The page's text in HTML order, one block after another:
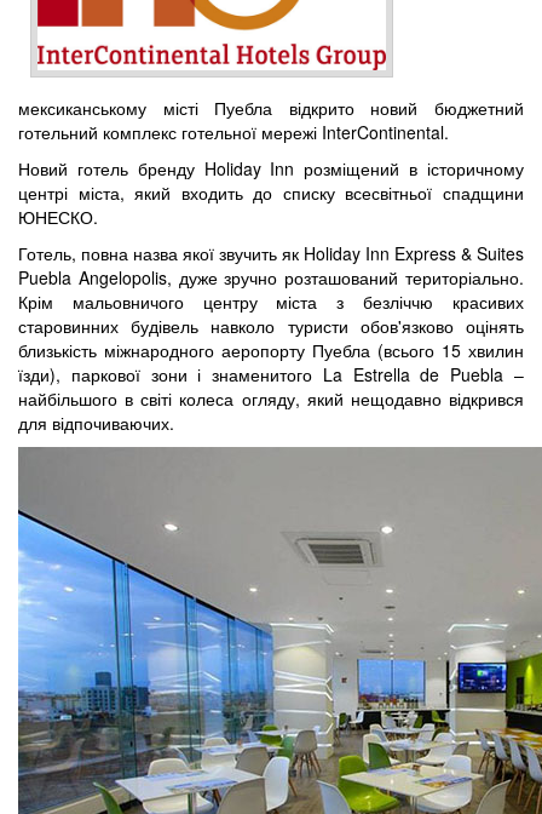
мексиканському місті Пуебла відкрито новий бюджетний
готельний комплекс готельної мережі InterContinental.
Новий готель бренду Holiday Inn розміщений в історичному
центрі міста, який входить до списку всесвітньої спадщини
ЮНЕСКО.
Готель, повна назва якої звучить як Holiday Inn Express & Suites
Puebla Angelopolis, дуже зручно розташований територіально.
Крім мальовничого центру міста з безліччю красивих
старовинних будівель навколо туристи обов'язково оцінять
близькість міжнародного аеропорту Пуебла (всього 15 хвилин
їзди), паркової зони і знаменитого La Estrella de Puebla –
найбільшого в світі колеса огляду, який нещодавно відкрився
для відпочиваючих.